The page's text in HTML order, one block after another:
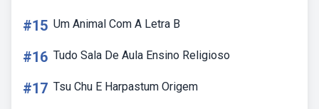
#15 Um Animal Com A Letra B
#16 Tudo Sala De Aula Ensino Religioso
#17 Tsu Chu E Harpastum Origem